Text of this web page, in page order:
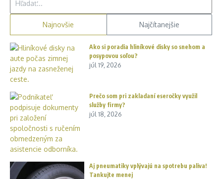
Najnovšie Najčítanejšie
Ako si poradia hliníkové disky so snehom a
posypovou soľou?
júl 19, 2026
Prečo som pri zakladaní eseročky využil
služby firmy?
júl 18, 2026
Aj pneumatiky vplývajú na spotrebu paliva!
Tankujte menej